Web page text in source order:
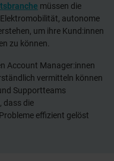
müssen die
autonome
um ihre Kund:innen
zu können.
Account Manager:innen
vermitteln können
Supportteams
dass die
effizient gelöst